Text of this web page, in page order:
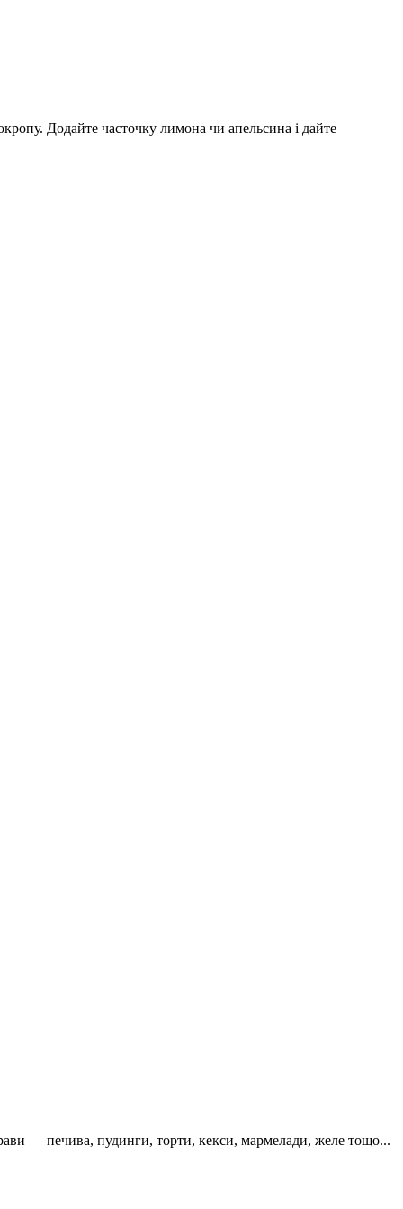
Додайте часточку лимона чи апельсина і дайте
— печива, пудинги, торти, кекси, мармелади, желе тощо...